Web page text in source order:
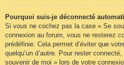
Pourquoi suis-je déconnecté
Si vous ne cochez pas la case « Se
connexion au forum, vous ne resterez
prédéfinie. Cela permet d’éviter que
quelqu’un d’autre. Pour rester
souvenir de moi » lors de votre